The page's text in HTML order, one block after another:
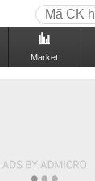
Market